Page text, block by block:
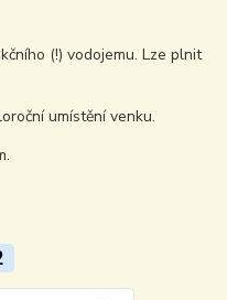
(!) vodojemu. Lze plnit
umístění venku.